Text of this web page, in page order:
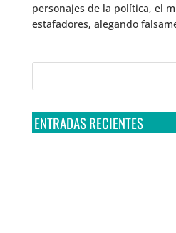
personajes de la política, el
estafadores, alegando
ENTRADAS RECIENTES